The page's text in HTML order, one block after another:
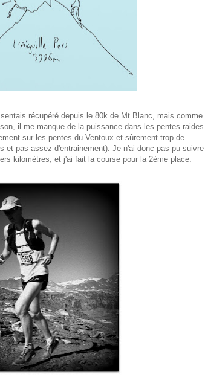
récupéré depuis le 80k de Mt Blanc, mais comme
il me manque de la puissance dans les pentes raides.
sur les pentes du Ventoux et sûrement trop de
et pas assez d'entrainement). Je n'ai donc pas pu suivre
kilomètres, et j'ai fait la course pour la 2ème place.